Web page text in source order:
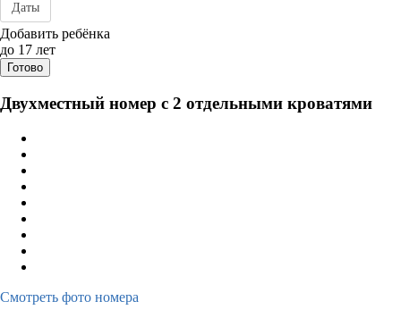
Даты
Дата заезда - отъезда
Добавить ребёнка
до 17 лет
Готово
Двухместный номер с 2 отдельными кроватями
Смотреть фото номера